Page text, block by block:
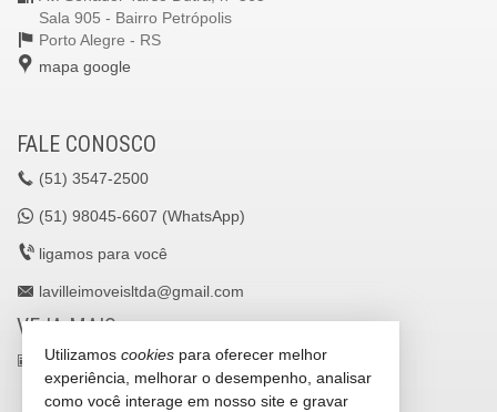
Sala 905 - Bairro Petrópolis
Porto Alegre - RS
mapa google
FALE CONOSCO
(51) 3547-2500
(51) 98045-6607 (WhatsApp)
ligamos para você
lavilleimoveisltda@gmail.com
VEJA MAIS
receba nosso newsletter
cadastre seu imóvel
Utilizamos cookies para oferecer melhor
experiência, melhorar o desempenho, analisar
como você interage em nosso site e gravar